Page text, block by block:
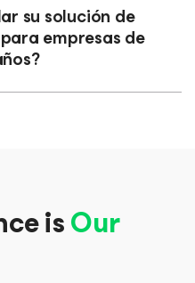
su solución de
empresas de
isOur